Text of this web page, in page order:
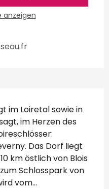
anzeigen
im Loiretal sowie in
im Herzen des
Das Dorf liegt
km östlich von Blois
Schlosspark von
vom...